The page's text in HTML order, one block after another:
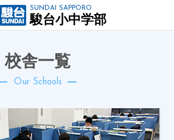
校舎一覧
Our Schools
SUNDAI SAPPORO
駿台小中学部